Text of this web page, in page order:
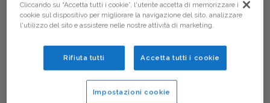
Amaretti Morbidi Gusti Misti
Basin d’la Nona gr200
Cliccando su “Accetta tutti i cookie”, l'utente accetta di memorizzare i
cookie sul dispositivo per migliorare la navigazione del sito, analizzare
l'utilizzo del sito e assistere nelle nostre attività di marketing.
Rifiuta tutti Accetta tutti i cookie
Impostazioni cookie